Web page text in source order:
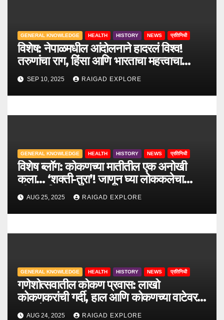
o
n
GENERAL KNOWLEDGE HEALTH HISTORY NEWS प्रतिनिधी
विशेष: नेपाळमधील आंदोलनाने हादरलं विश्व!
तरुणांचा राग, हिंसा आणि भारताचा महत्त्वाचा
सल्ला.
SEP 10, 2025 RAIGAD EXPLORE
GENERAL KNOWLEDGE HEALTH HISTORY NEWS प्रतिनिधी
विशेष ब्लॉग: कोकणच्या मातीतील एक अनोखी
कला… ‘शक्ती-तुरा’! जाणून घ्या लोककलेचा
जीवंत इतिहास.
AUG 25, 2025 RAIGAD EXPLORE
GENERAL KNOWLEDGE HEALTH HISTORY NEWS प्रतिनिधी
गणेशोत्सवातील कोकण प्रवास: लाखो
कोकणकरांची गर्दी, हाल आणि कोकणच्या वाटेवरची
आव्हाने
AUG 24, 2025 RAIGAD EXPLORE